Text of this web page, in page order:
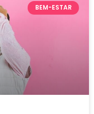
BEM-ESTAR